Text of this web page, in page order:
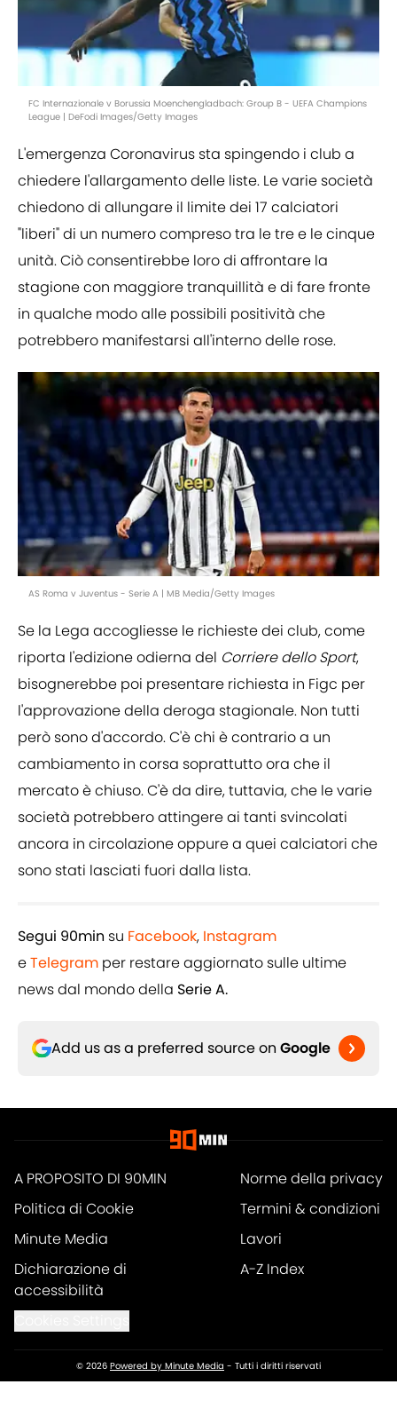
FC Internazionale v Borussia Moenchengladbach: Group B - UEFA Champions
League | DeFodi Images/Getty Images
L'emergenza Coronavirus sta spingendo i club a
chiedere l'allargamento delle liste. Le varie società
chiedono di allungare il limite dei 17 calciatori
"liberi" di un numero compreso tra le tre e le cinque
unità. Ciò consentirebbe loro di affrontare la
stagione con maggiore tranquillità e di fare fronte
in qualche modo alle possibili positività che
potrebbero manifestarsi all'interno delle rose.
AS Roma v Juventus - Serie A | MB Media/Getty Images
Se la Lega accogliesse le richieste dei club, come
riporta l'edizione odierna del Corriere dello Sport,
bisognerebbe poi presentare richiesta in Figc per
l'approvazione della deroga stagionale. Non tutti
però sono d'accordo. C'è chi è contrario a un
cambiamento in corsa soprattutto ora che il
mercato è chiuso. C'è da dire, tuttavia, che le varie
società potrebbero attingere ai tanti svincolati
ancora in circolazione oppure a quei calciatori che
sono stati lasciati fuori dalla lista.
Segui 90min su Facebook, Instagram
eTelegram per restare aggiornato sulle ultime
news dal mondo della Serie A.
Add us as a preferred source on Google
A PROPOSITO DI 90MIN
Norme della privacy
Politica di Cookie
Termini & condizioni
Minute Media
Lavori
Dichiarazione di
accessibilità
A-Z Index
© 2026 Powered by Minute Media - Tutti i diritti riservati